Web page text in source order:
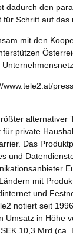
dadurch den
Schritt auf das
mit den
alternativer
private
Das
und
mit
und
notiert seit
Umsatz in Höhe
10,3 Mrd (ca.